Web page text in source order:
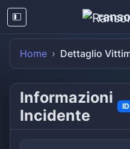
Home Dettaglio
Informazioni
Incidente